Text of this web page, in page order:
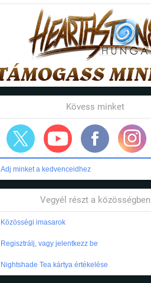
Kövess minket
Adj minket a kedvenceidhez
Vegyél részt a közösségben
Közösségi imasarok
Regisztrálj, vagy jelentkezz be
Nightshade Tea kártya értékelése